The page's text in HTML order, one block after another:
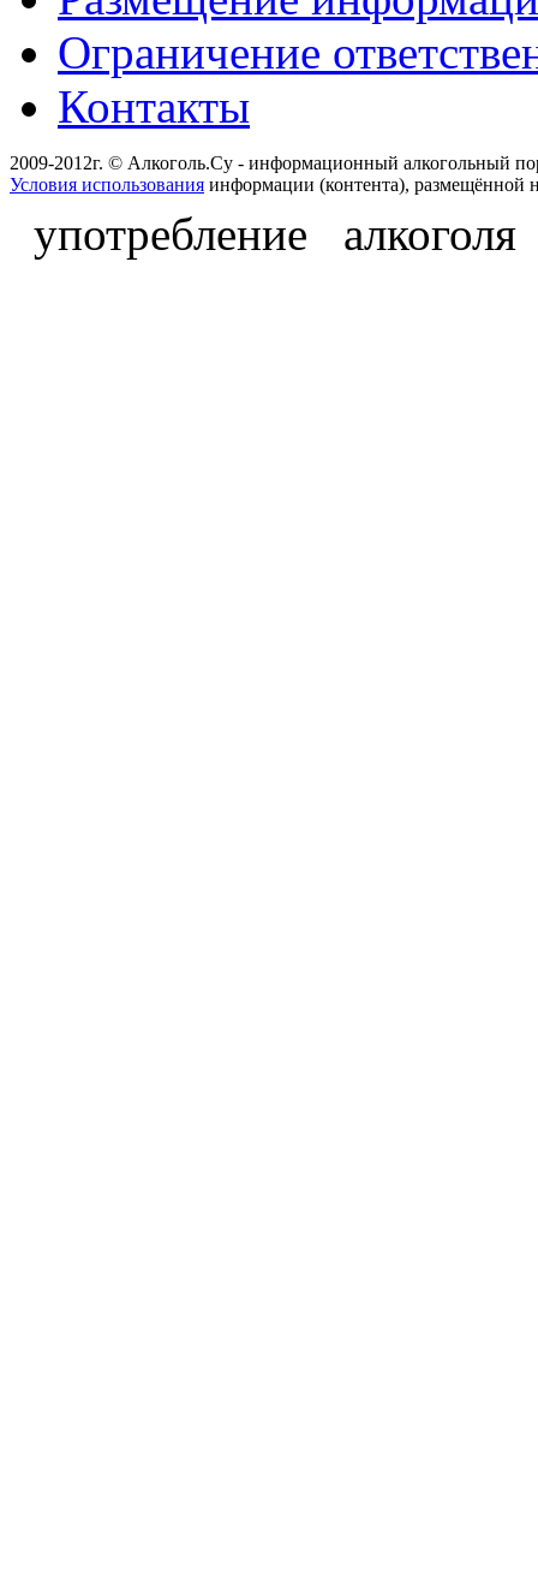
Ограничение
Контакты
2009-2012г. © Алкоголь.Су - информационный алкогольный
Условия использования информации (контента), размещённой
употребление